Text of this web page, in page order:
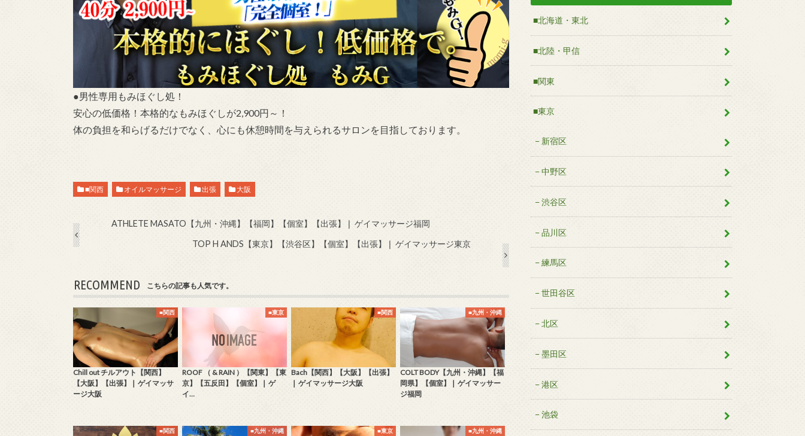
●男性専用もみほぐし処！
安心の低価格！本格的なもみほぐしが2,900円～！
体の負担を和らげるだけでなく、心にも休憩時間を与えられるサロンを目指しております。
■関西 オイルマッサージ 出張 大阪
ATHLETE MASATO【九州・沖縄】【福岡】【個室】【出張】❘ ゲイマッサージ福岡
TOP H ANDS【東京】【渋谷区】【個室】【出張】❘ ゲイマッサージ東京
RECOMMEND こちらの記事も人気です。
■関西
Chill out チルアウト【関西】
【大阪】【出張】❘ ゲイマッサ
ージ大阪
■東京
ROOF （ & RAIN ）【関東】【東
京】【五反田】【個室】❘ ゲ
イ…
■関西
Bach【関西】【大阪】【出張】
❘ ゲイマッサージ大阪
■九州・沖縄
COLT BODY【九州・沖縄】【福
岡県】【個室】❘ ゲイマッサー
ジ福岡
■関西 ■九州・沖縄 ■東京 ■九州・沖縄
■北海道・東北
■北陸・甲信
■関東
■東京
新宿区
中野区
渋谷区
品川区
練馬区
世田谷区
北区
墨田区
港区
池袋